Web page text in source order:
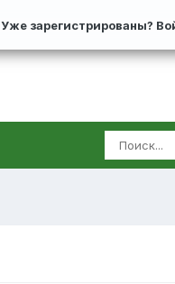
Уже зарегистрированы?